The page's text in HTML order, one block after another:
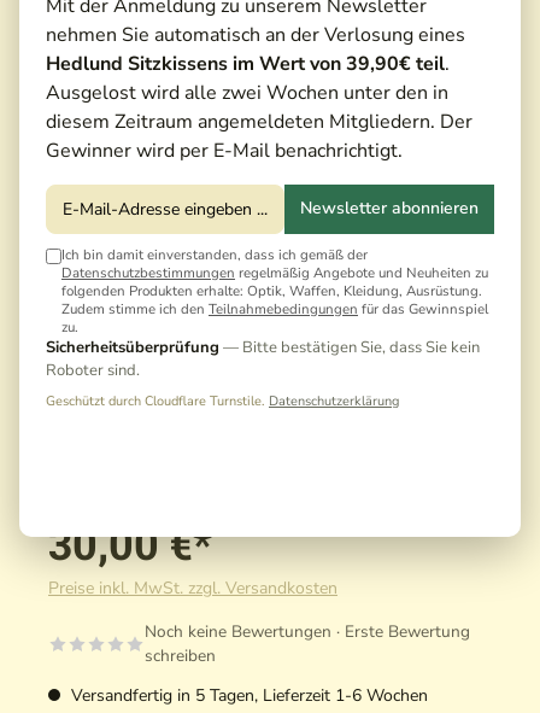
Mit der Anmeldung zu unserem Newsletter
nehmen Sie automatisch an der Verlosung eines
Hedlund Sitzkissens im Wert von 39,90€ teil.
Ausgelost wird alle zwei Wochen unter den in
diesem Zeitraum angemeldeten Mitgliedern. Der
Gewinner wird per E-Mail benachrichtigt.
Newsletter abonnieren
Ich bin damit einverstanden, dass ich gemäß der
Datenschutzbestimmungen regelmäßig Angebote und Neuheiten zu
folgenden Produkten erhalte: Optik, Waffen, Kleidung, Ausrüstung.
Zudem stimme ich den Teilnahmebedingungen für das Gewinnspiel
zu.
Sicherheitsüberprüfung — Bitte bestätigen Sie, dass Sie kein
Roboter sind.
Geschützt durch Cloudflare Turnstile. Datenschutzerklärung
30,00 €*
Preise inkl. MwSt. zzgl. Versandkosten
Noch keine Bewertungen · Erste Bewertung
schreiben
Versandfertig in 5 Tagen, Lieferzeit 1-6 Wochen